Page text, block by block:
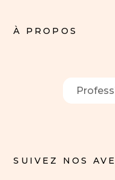
À PROPOS
SUIVEZ NOS